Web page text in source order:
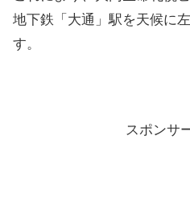
地下鉄「大通」駅を天候に
す。
スポンサ